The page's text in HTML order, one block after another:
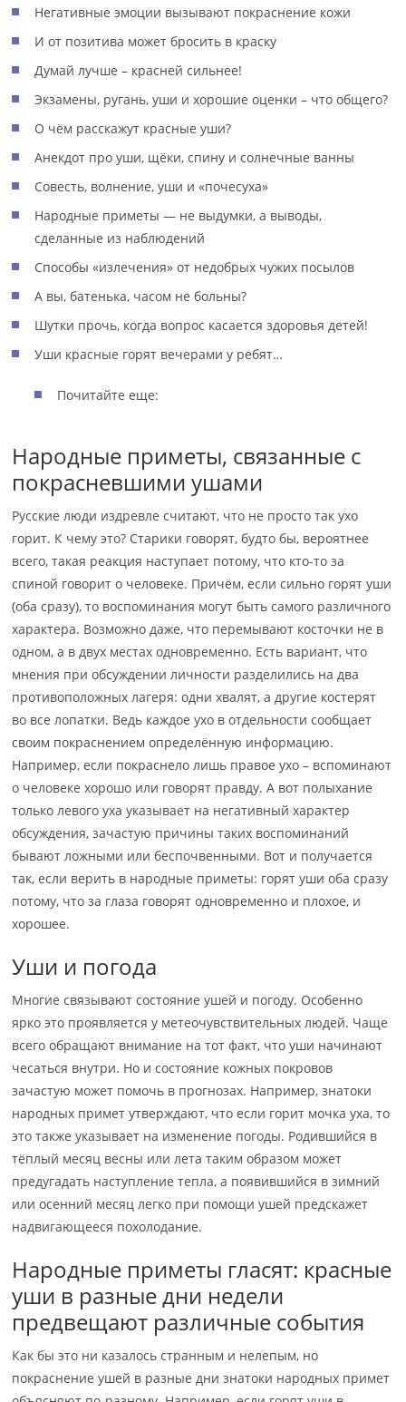
Негативные эмоции вызывают покраснение кожи
И от позитива может бросить в краску
Думай лучше – красней сильнее!
Экзамены, ругань, уши и хорошие оценки – что общего?
О чём расскажут красные уши?
Анекдот про уши, щёки, спину и солнечные ванны
Совесть, волнение, уши и «почесуха»
Народные приметы — не выдумки, а выводы,
сделанные из наблюдений
Способы «излечения» от недобрых чужих посылов
А вы, батенька, часом не больны?
Шутки прочь, когда вопрос касается здоровья детей!
Уши красные горят вечерами у ребят…
Почитайте еще:
Народные приметы, связанные с
покрасневшими ушами
Русские люди издревле считают, что не просто так ухо
горит. К чему это? Старики говорят, будто бы, вероятнее
всего, такая реакция наступает потому, что кто-то за
спиной говорит о человеке. Причём, если сильно горят уши
(оба сразу), то воспоминания могут быть самого различного
характера. Возможно даже, что перемывают косточки не в
одном, а в двух местах одновременно. Есть вариант, что
мнения при обсуждении личности разделились на два
противоположных лагеря: одни хвалят, а другие костерят
во все лопатки. Ведь каждое ухо в отдельности сообщает
своим покраснением определённую информацию.
Например, если покраснело лишь правое ухо – вспоминают
о человеке хорошо или говорят правду. А вот полыхание
только левого уха указывает на негативный характер
обсуждения, зачастую причины таких воспоминаний
бывают ложными или беспочвенными. Вот и получается
так, если верить в народные приметы: горят уши оба сразу
потому, что за глаза говорят одновременно и плохое, и
хорошее.
Уши и погода
Многие связывают состояние ушей и погоду. Особенно
ярко это проявляется у метеочувствительных людей. Чаще
всего обращают внимание на тот факт, что уши начинают
чесаться внутри. Но и состояние кожных покровов
зачастую может помочь в прогнозах. Например, знатоки
народных примет утверждают, что если горит мочка уха, то
это также указывает на изменение погоды. Родившийся в
тёплый месяц весны или лета таким образом может
предугадать наступление тепла, а появившийся в зимний
или осенний месяц легко при помощи ушей предскажет
надвигающееся похолодание.
Народные приметы гласят: красные
уши в разные дни недели
предвещают различные события
Как бы это ни казалось странным и нелепым, но
покраснение ушей в разные дни знатоки народных примет